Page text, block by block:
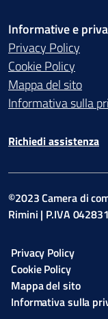
Informative e
Privacy Policy
Cookie Policy
Mappa del sito
Informativa sulla
Richiedi assistenza
©2023 Camera di
Rimini | P.IVA
Privacy Policy
Cookie Policy
Mappa del sito
Informativa sulla